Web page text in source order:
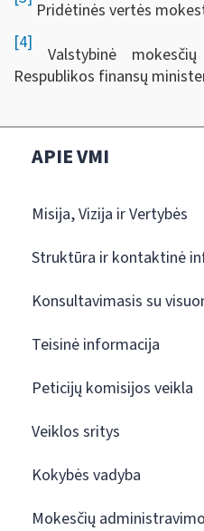
Pridėtinės vertės
[4]
Valstybinė
Respublikos finansų
APIE VMI
Misija, Vizija ir Vertybės
Struktūra ir kontaktinė
Konsultavimasis su
Teisinė informacija
Peticijų komisijos veikla
Veiklos sritys
Kokybės vadyba
Mokesčių